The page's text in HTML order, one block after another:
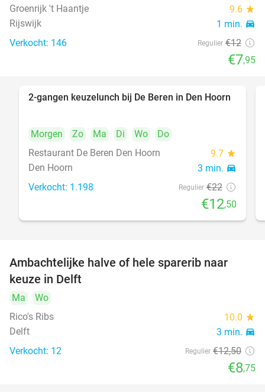
Groenrijk 't Haantje
9.6 star
Rijswijk 1 min. directions_car
Verkocht: 146 Regulier €12
€7,95
43%
2-gangen keuzelunch bij De Beren in Den Hoorn
Morgen Zo Ma Di Wo
Do
Restaurant De Beren Den Hoorn
9.7 star
Den Hoorn 3 min. directions_car
Verkocht: 1.198 Regulier €22
€12,50
Ambachtelijke halve of hele sparerib naar
keuze in Delft
Ma
Wo
Rico's Ribs
10.0 star
Delft 3 min. directions_car
Verkocht: 12 Regulier €12,50
€8,75